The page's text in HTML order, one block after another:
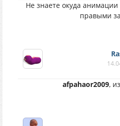
Не знаете окуда анимации
правыми
afpahaor2009,